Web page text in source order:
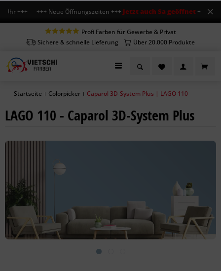
+++ +++ Neue Öffnungszeiten +++Jetzt auch Sa geöffnet+++ Mo-Fr
Profi Farben für Gewerbe & Privat
Sichere & schnelle Lieferung
Über 20.000 Produkte
Startseite | Colorpicker | Caparol 3D-System Plus | LAGO 110
LAGO 110 - Caparol 3D-System Plus